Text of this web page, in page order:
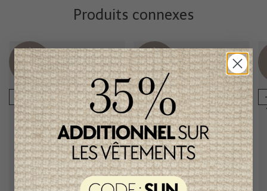
Produits connexes
Item
unique
-50%
Item
unique
-50%